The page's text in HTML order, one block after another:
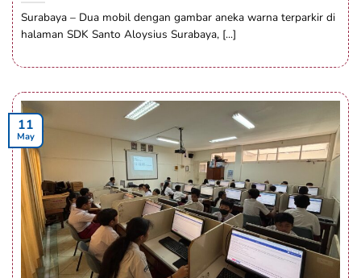
Surabaya – Dua mobil dengan gambar aneka warna terparkir di
halaman SDK Santo Aloysius Surabaya, [...]
11
May